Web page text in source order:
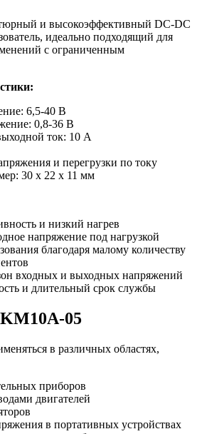
и высокоэффективный DC-DC
идеально подходящий для
с ограниченным
6,5-40 В
0,8-36 В
ток: 10 А
и перегрузки по току
30 x 22 x 11 мм
и низкий нагрев
напряжение под нагрузкой
благодаря малому количеству
входных и выходных напряжений
и длительный срок службы
05
в различных областях,
приборов
двигателей
в портативных устройствах